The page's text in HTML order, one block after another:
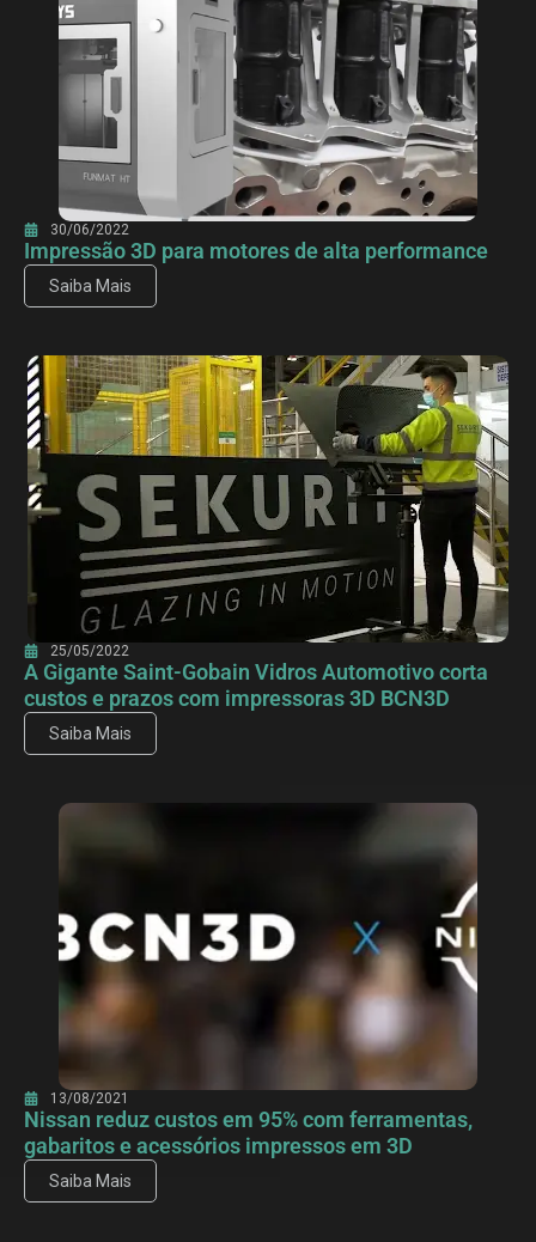
30/06/2022
Impressão 3D para motores de alta performance
Saiba Mais
25/05/2022
A Gigante Saint-Gobain Vidros Automotivo corta
custos e prazos com impressoras 3D BCN3D
Saiba Mais
13/08/2021
Nissan reduz custos em 95% com ferramentas,
gabaritos e acessórios impressos em 3D
Saiba Mais